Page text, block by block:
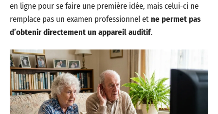
en ligne pour se faire une première idée, mais celui-ci ne
remplace pas un examen professionnel etne permet pas
d’obtenir directement un appareil auditif.